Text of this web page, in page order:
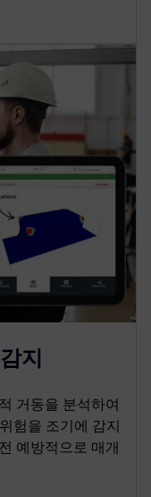
지
거동을 분석하여
험을 조기에 감지
예방적으로 매개